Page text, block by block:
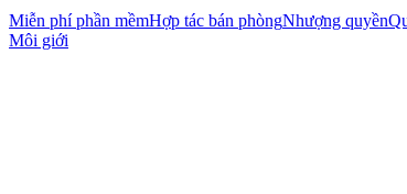
Miễn phí phần mềmHợp tác bán phòngNhượng quyền
Môi giới